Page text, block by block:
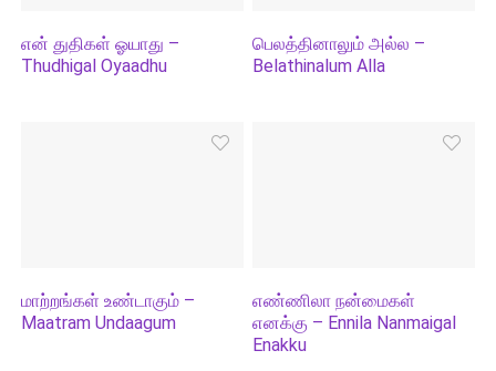
என் துதிகள் ஓயாது –
Thudhigal Oyaadhu
பெலத்தினாலும் அல்ல –
Belathinalum Alla
மாற்றங்கள் உண்டாகும் –
Maatram Undaagum
எண்ணிலா நன்மைகள்
எனக்கு – Ennila Nanmaigal
Enakku